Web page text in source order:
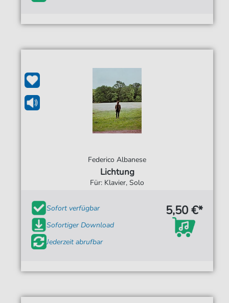
Federico Albanese
Lichtung
Für: Klavier, Solo
Sofort verfügbar
Sofortiger Download
Jederzeit abrufbar
5,50 €*